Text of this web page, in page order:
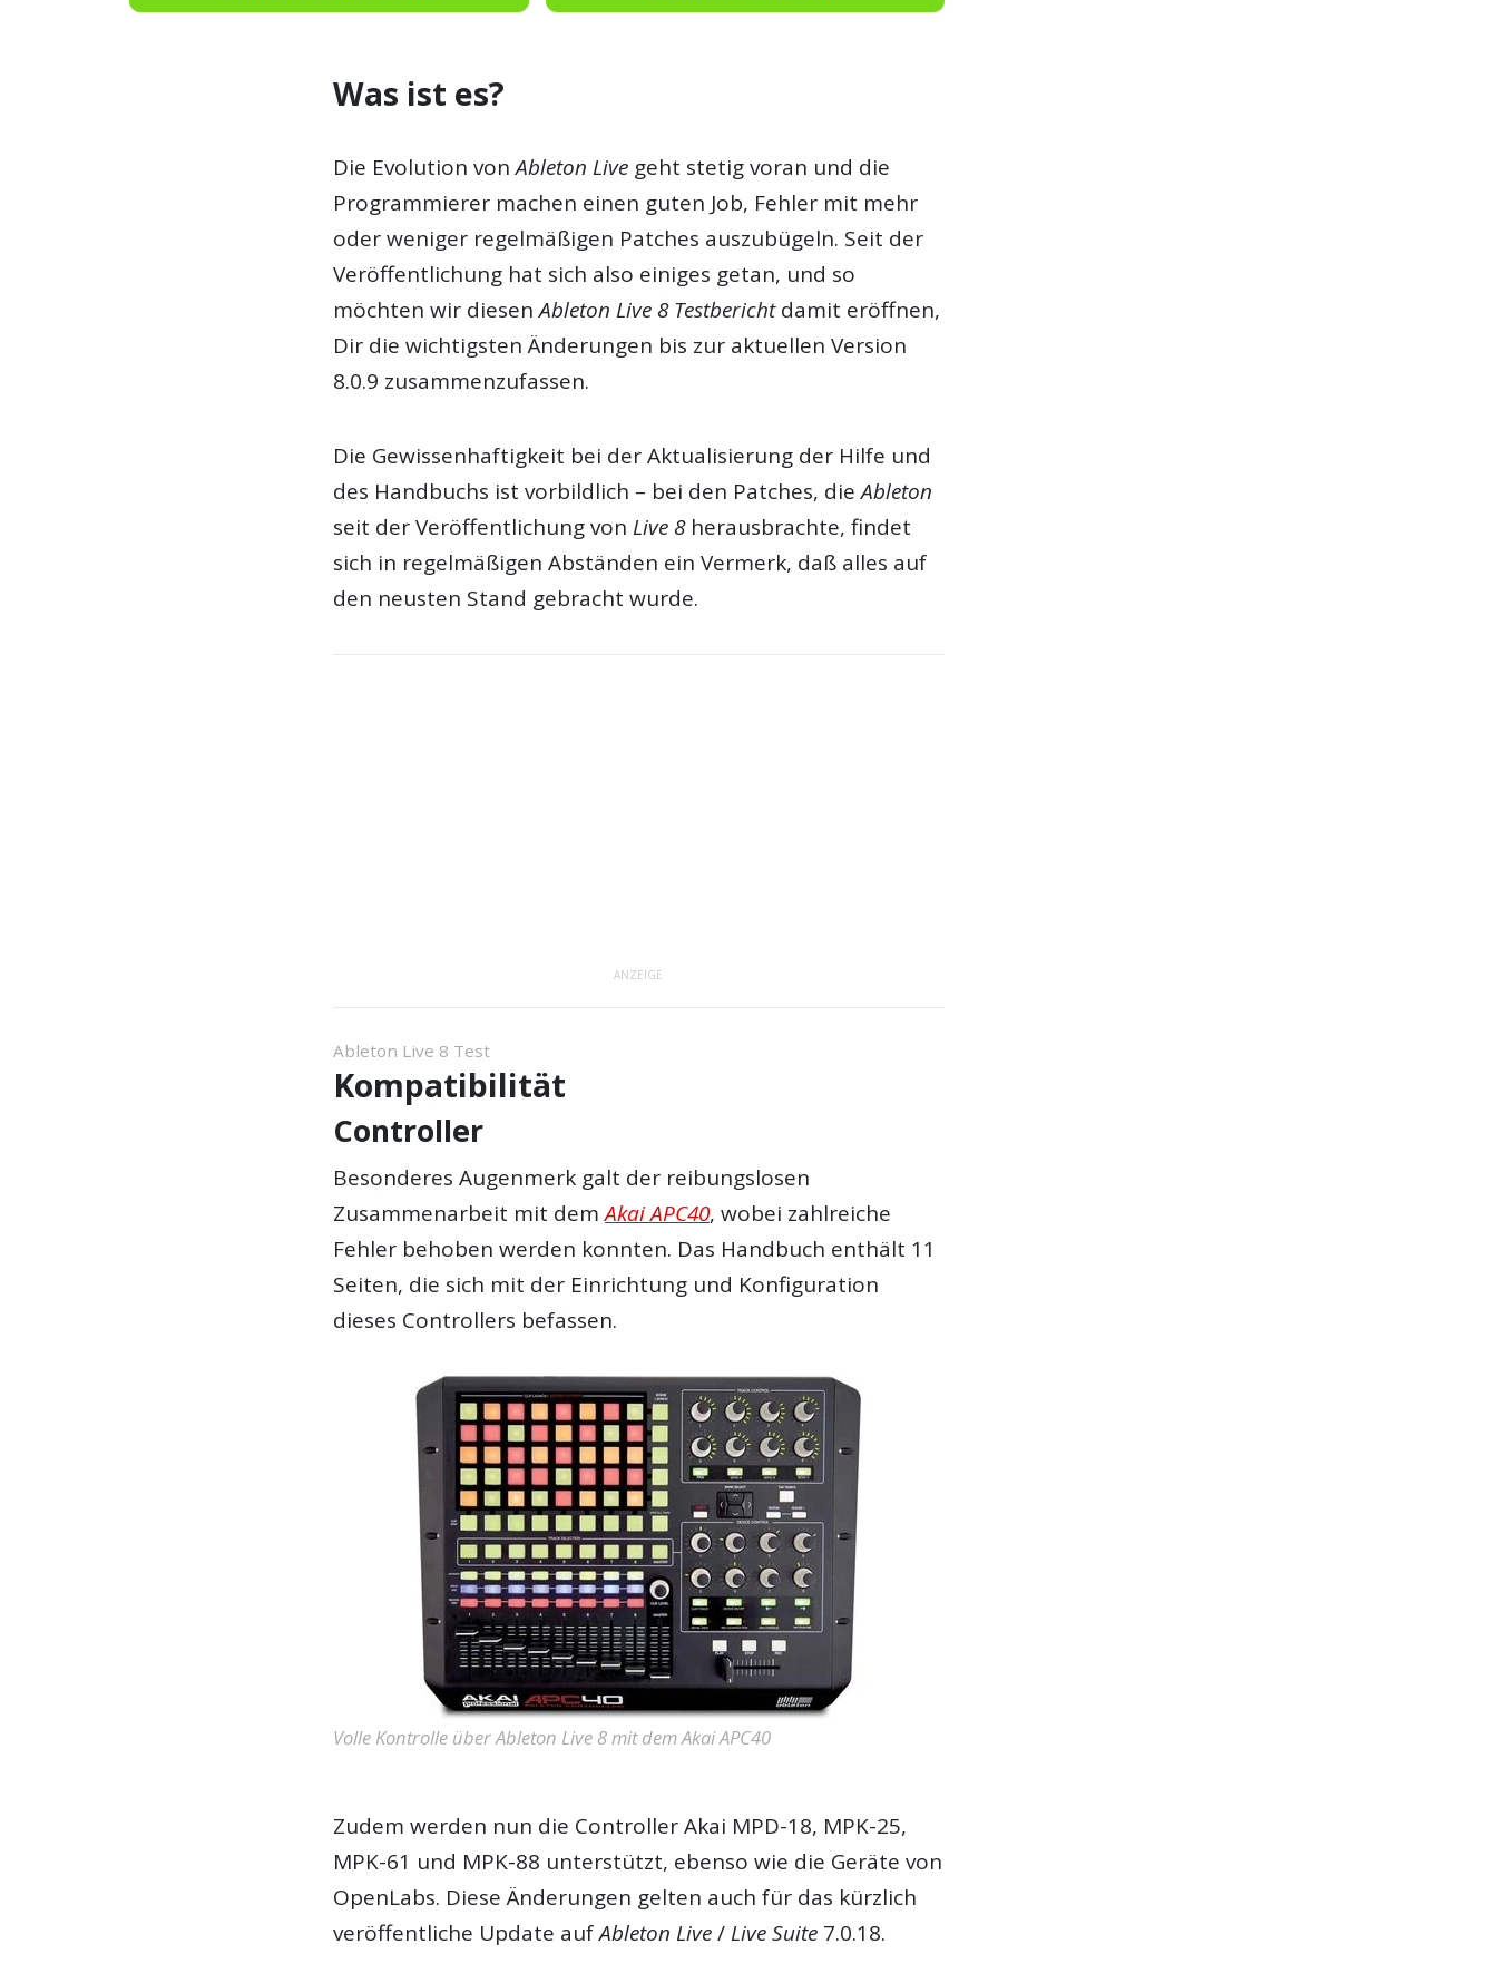
Was ist es?
Die Evolution vonAbleton Live geht stetig voran und die
Programmierer machen einen guten Job, Fehler mit mehr
oder weniger regelmäßigen Patches auszubügeln. Seit der
Veröffentlichung hat sich also einiges getan, und so
möchten wir diesenAbleton Live 8 Testberichtdamit eröffnen,
Dir die wichtigsten Änderungen bis zur aktuellen Version
8.0.9 zusammenzufassen.
Die Gewissenhaftigkeit bei der Aktualisierung der Hilfe und
des Handbuchs ist vorbildlich – bei den Patches, dieAbleton
seit der Veröffentlichung von Live 8herausbrachte, findet
sich in regelmäßigen Abständen ein Vermerk, daß alles auf
den neusten Stand gebracht wurde.
ANZEIGE
Ableton Live 8 Test
Kompatibilität
Controller
Besonderes Augenmerk galt der reibungslosen
Zusammenarbeit mit demAkai APC40, wobei zahlreiche
Fehler behoben werden konnten. Das Handbuch enthält 11
Seiten, die sich mit der Einrichtung und Konfiguration
dieses Controllers befassen.
Volle Kontrolle über Ableton Live 8 mit dem Akai APC40
Zudem werden nun die Controller Akai MPD-18, MPK-25,
MPK-61 und MPK-88 unterstützt, ebenso wie die Geräte von
OpenLabs. Diese Änderungen gelten auch für das kürzlich
veröffentliche Update aufAbleton Live/ Live Suite 7.0.18.